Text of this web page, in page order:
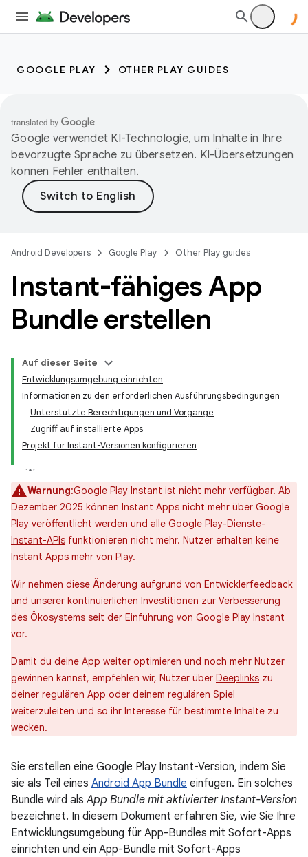
GOOGLE PLAY OTHER PLAY GUIDES
Google verwendet KI-Technologie, um Inhalte in Ihre
bevorzugte Sprache zu übersetzen. KI-Übersetzungen
können Fehler enthalten.
Android Developers Google Play Other Play guides
Instant-fähiges App
Bundle erstellen
Auf dieser Seite
Entwicklungsumgebung einrichten
Informationen zu den erforderlichen Ausführungsbedingungen
Unterstützte Berechtigungen und Vorgänge
Zugriff auf installierte Apps
Projekt für Instant-Versionen konfigurieren
Warnung:Google Play Instant ist nicht mehr verfügbar. Ab
Dezember 2025 können Instant Apps nicht mehr über Google
Play veröffentlicht werden und alle Google Play-Dienste-
Instant-APIs funktionieren nicht mehr. Nutzer erhalten keine
Instant Apps mehr von Play.
Wir nehmen diese Änderung aufgrund von Entwicklerfeedback
und unserer kontinuierlichen Investitionen zur Verbesserung
des Ökosystems seit der Einführung von Google Play Instant
vor.
Damit du deine App weiter optimieren und noch mehr Nutzer
gewinnen kannst, empfehlen wir, Nutzer über Deeplinks zu
deiner regulären App oder deinem regulären Spiel
weiterzuleiten und so ihr Interesse für bestimmte Inhalte zu
wecken.
Sie erstellen eine Google Play Instant-Version, indem Sie
sie als Teil eines Android App Bundle einfügen. Ein solches
Bundle wird alsApp Bundle mit aktivierter Instant-Version
bezeichnet. In diesem Dokument erfahren Sie, wie Sie Ihre
Entwicklungsumgebung für App-Bundles mit Sofort-Apps
einrichten und ein App-Bundle mit Sofort-Apps